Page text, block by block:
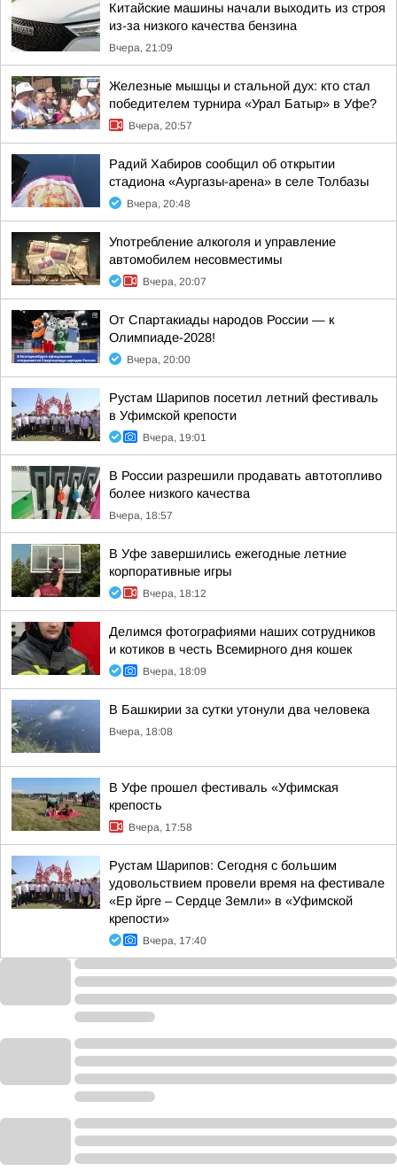
Китайские машины начали выходить из строя
из-за низкого качества бензина
Вчера, 21:09
Железные мышцы и стальной дух: кто стал
победителем турнира «Урал Батыр» в Уфе?
Вчера, 20:57
Радий Хабиров сообщил об открытии
стадиона «Аургазы-арена» в селе Толбазы
Вчера, 20:48
Употребление алкоголя и управление
автомобилем несовместимы
Вчера, 20:07
От Спартакиады народов России — к
Олимпиаде-2028!
Вчера, 20:00
Рустам Шарипов посетил летний фестиваль
в Уфимской крепости
Вчера, 19:01
В России разрешили продавать автотопливо
более низкого качества
Вчера, 18:57
В Уфе завершились ежегодные летние
корпоративные игры
Вчера, 18:12
Делимся фотографиями наших сотрудников
и котиков в честь Всемирного дня кошек
Вчера, 18:09
В Башкирии за сутки утонули два человека
Вчера, 18:08
В Уфе прошел фестиваль «Уфимская
крепость
Вчера, 17:58
Рустам Шарипов: Сегодня с большим
удовольствием провели время на фестивале
«Ер йрге – Сердце Земли» в «Уфимской
крепости»
Вчера, 17:40